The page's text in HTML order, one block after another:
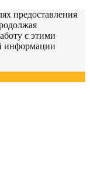
предоставления
с этими
информации